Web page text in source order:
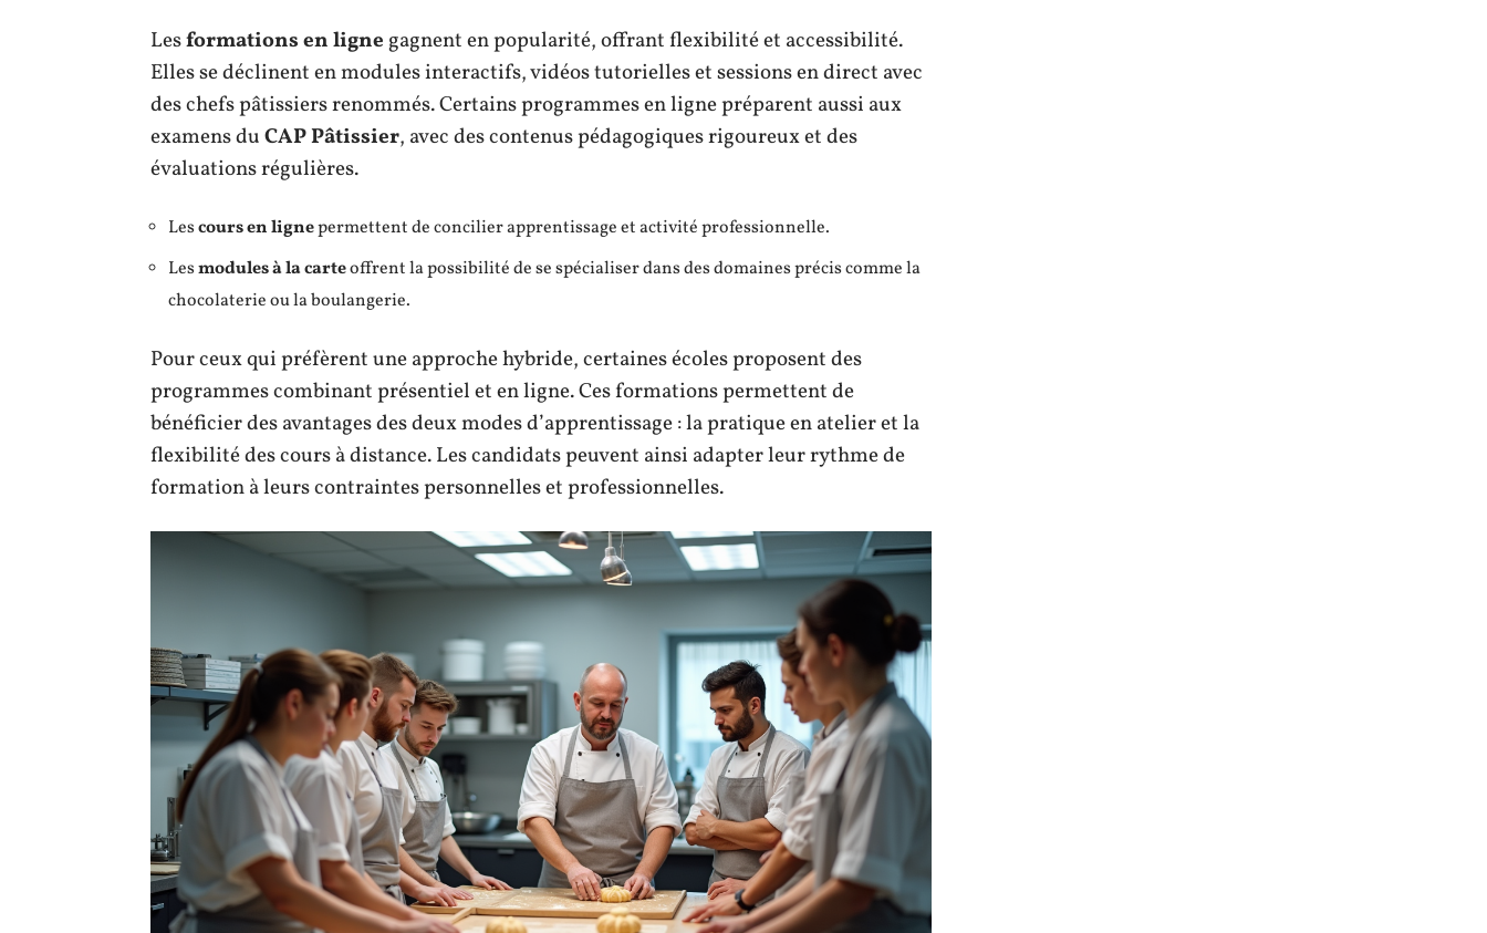
Lesformations en ligne gagnent en popularité, offrant flexibilité et accessibilité.
Elles se déclinent en modules interactifs, vidéos tutorielles et sessions en direct avec
des chefs pâtissiers renommés. Certains programmes en ligne préparent aussi aux
examens duCAP Pâtissier, avec des contenus pédagogiques rigoureux et des
évaluations régulières.
Lescours en lignepermettent de concilier apprentissage et activité professionnelle.
Lesmodules à la carteoffrent la possibilité de se spécialiser dans des domaines précis comme la
chocolaterie ou la boulangerie.
Pour ceux qui préfèrent une approche hybride, certaines écoles proposent des
programmes combinant présentiel et en ligne. Ces formations permettent de
bénéficier des avantages des deux modes d’apprentissage : la pratique en atelier et la
flexibilité des cours à distance. Les candidats peuvent ainsi adapter leur rythme de
formation à leurs contraintes personnelles et professionnelles.